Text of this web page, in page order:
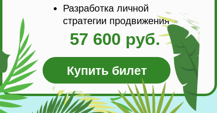
Разработка личной
стратегии продвижения
57 600 руб.
Купить билет